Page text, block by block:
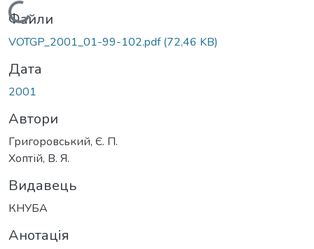
Вантажиться...
Файли
VOTGP_2001_01-99-102.pdf(72,46 KB)
Дата
2001
Автори
Григоровський, Є. П.
Хоптій, В. Я.
Видавець
КНУБА
Анотація